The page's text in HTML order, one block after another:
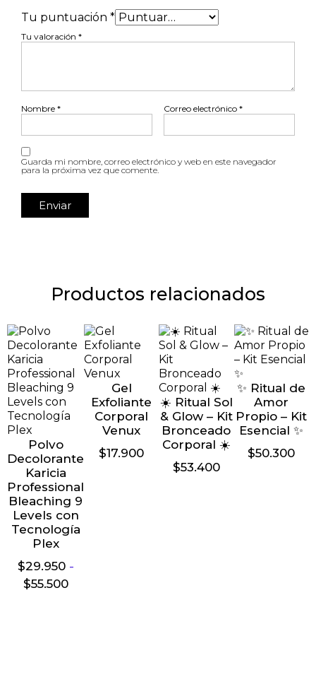
Tu puntuación *
Tu valoración *
Nombre * Correo electrónico *
Guarda mi nombre, correo electrónico y web en este navegador
para la próxima vez que comente.
Productos relacionados
Polvo
Decolorante
Karicia
Professional
Bleaching 9
Levels con
Tecnología
Plex
$29.950 -
$55.500
Gel
Exfoliante
Corporal
Venux
$17.900
☀️ Ritual Sol
& Glow – Kit
Bronceado
Corporal ☀️
$53.400
✨ Ritual de
Amor
Propio – Kit
Esencial ✨
$50.300